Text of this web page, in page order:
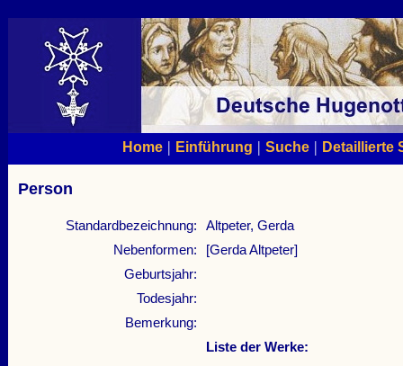
Home| Einführung | Suche| Detaillierte
Person
Standardbezeichnung:
Altpeter, Gerda
Nebenformen:
[Gerda Altpeter]
Geburtsjahr:
Todesjahr:
Bemerkung:
Liste der Werke: